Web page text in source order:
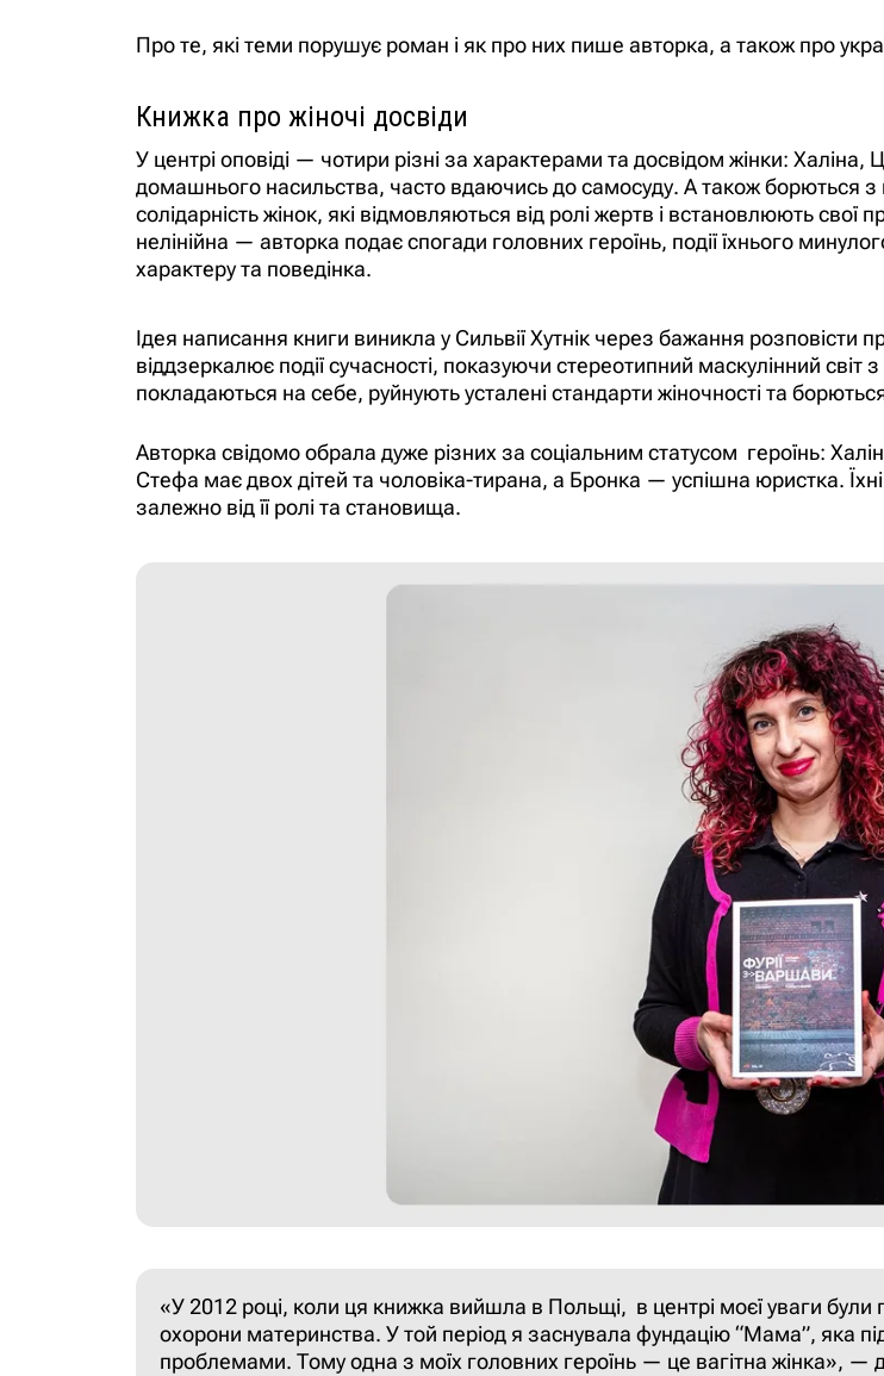
Про те, які теми порушує роман і як про них пише авторка, а також про
Книжка про жіночі досвіди
У центрі оповіді — чотири різні за характерами та досвідом жінки:
домашнього насильства, часто вдаючись до самосуду. А також борються
солідарність жінок, які відмовляються від ролі жертв і встановлюють свої
нелінійна — авторка подає спогади головних героїнь, події їхнього
характеру та поведінка.
Ідея написання книги виникла у Сильвії Хутнік через бажання розповісти
віддзеркалює події сучасності, показуючи стереотипний маскулінний
покладаються на себе, руйнують усталені стандарти жіночності та
Авторка свідомо обрала дуже різних за соціальним статусом героїнь:
Стефа має двох дітей та чоловіка-тирана, а Бронка — успішна юристка. Їхні
залежно від її ролі та становища.
«У 2012 році, коли ця книжка вийшла в Польщі, в центрі моєї уваги були
охорони материнства. У той період я заснувала фундацію “Мама”, яка
проблемами. Тому одна з моїх головних героїнь — це вагітна жінка», —